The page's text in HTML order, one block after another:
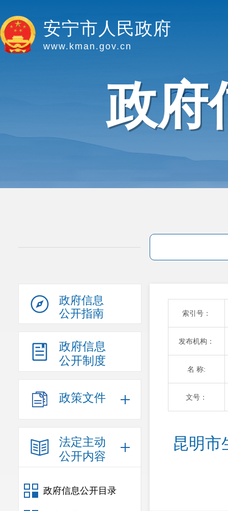
安宁市人民政府
www.kman.gov.cn
政府
政府信息
公开指南
政府信息
公开制度
政策文件
法定主动
公开内容
政府信息公开目录
索引号：
发布机构：
名 称:
文号：
昆明市